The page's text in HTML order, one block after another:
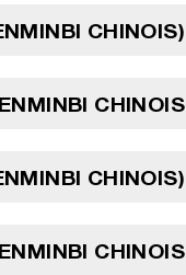
CHINOIS)
CHINOIS
CHINOIS)
CHINOIS